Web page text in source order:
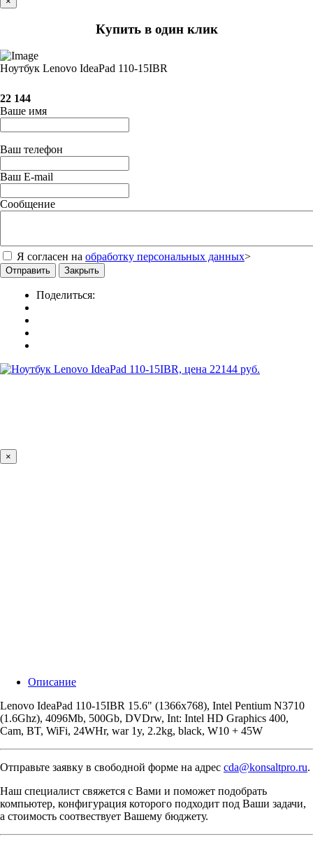
Купить в один клик
Ноутбук Lenovo IdeaPad 110-15IBR
22 144
Ваше имя
Ваш телефон
Ваш E-mail
Сообщение
Я согласен на обработку персональных данных>
Отправить Закрыть
Поделиться:
×
Описание
Lenovo IdeaPad 110-15IBR 15.6" (1366x768), Intel Pentium N3710
(1.6Ghz), 4096Mb, 500Gb, DVDrw, Int: Intel HD Graphics 400,
Cam, BT, WiFi, 24WHr, war 1y, 2.2kg, black, W10 + 45W
Отправьте заявку в свободной форме на адрес cda@konsaltpro.ru.
Наш специалист свяжется с Вами и поможет подобрать
компьютер, конфигурация которого подходит под Ваши задачи,
а стоимость соотвествует Вашему бюджету.